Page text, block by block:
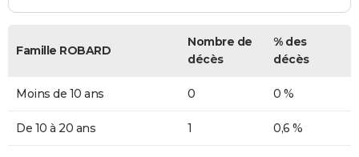
Famille ROBARD
Nombre de
décès
% des
décès
Moins de 10 ans 0 0 %
De 10 à 20 ans 1 0,6 %